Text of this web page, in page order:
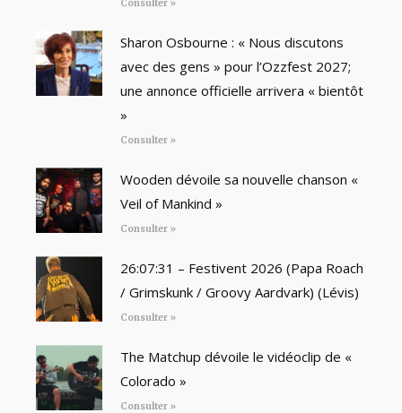
Consulter »
Sharon Osbourne : « Nous discutons
avec des gens » pour l’Ozzfest 2027;
une annonce officielle arrivera « bientôt
»
Consulter »
Wooden dévoile sa nouvelle chanson «
Veil of Mankind »
Consulter »
26:07:31 – Festivent 2026 (Papa Roach
/ Grimskunk / Groovy Aardvark) (Lévis)
Consulter »
The Matchup dévoile le vidéoclip de «
Colorado »
Consulter »